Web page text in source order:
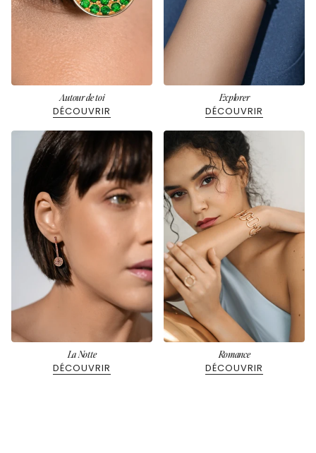
Autour de toi
DÉCOUVRIR
Explorer
DÉCOUVRIR
La Notte
DÉCOUVRIR
Romance
DÉCOUVRIR